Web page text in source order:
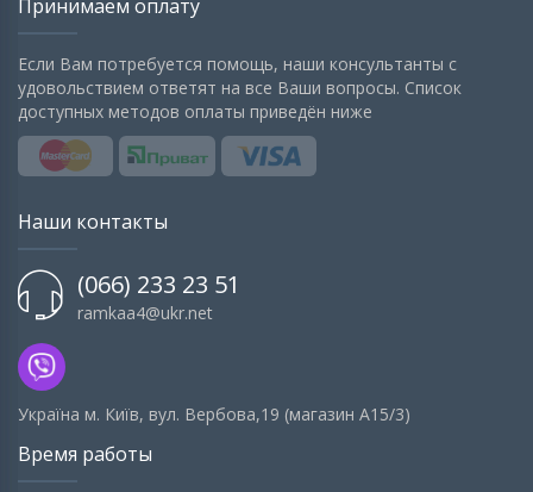
Принимаем оплату
Если Вам потребуется помощь, наши консультанты с
удовольствием ответят на все Ваши вопросы. Список
доступных методов оплаты приведён ниже
Наши контакты
(066) 233 23 51
ramkaa4@ukr.net
Українa м. Київ, вул. Вербова,19 (магазин А15/3)
Время работы